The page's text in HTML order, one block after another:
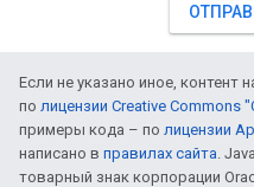
Если не указано иное, контент
по лицензии Creative Commons
примеры кода – по лицензии
написано в правилах сайта.
товарный знак корпорации